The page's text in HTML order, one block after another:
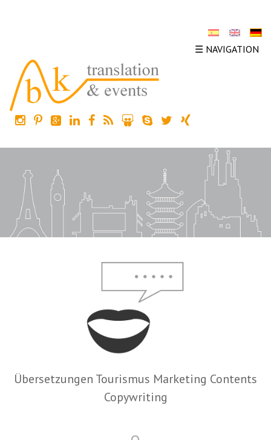
☰ NAVIGATION
Übersetzungen Tourismus Marketing Contents
Copywriting